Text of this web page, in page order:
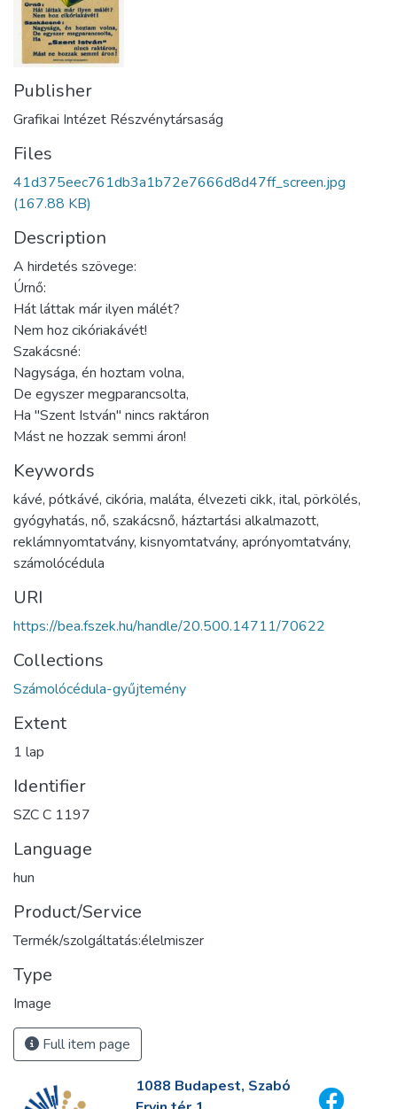
Publisher
Grafikai Intézet Részvénytársaság
Files
41d375eec761db3a1b72e7666d8d47ff_screen.jpg
(167.88 KB)
Description
A hirdetés szövege:
Úrnő:
Hát láttak már ilyen málét?
Nem hoz cikóriakávét!
Szakácsné:
Nagysága, én hoztam volna,
De egyszer megparancsolta,
Ha "Szent István" nincs raktáron
Mást ne hozzak semmi áron!
Keywords
kávé, pótkávé, cikória, maláta, élvezeti cikk, ital, pörkölés,
gyógyhatás, nő, szakácsnő, háztartási alkalmazott,
reklámnyomtatvány, kisnyomtatvány, aprónyomtatvány,
számolócédula
URI
https://bea.fszek.hu/handle/20.500.14711/70622
Collections
Számolócédula-gyűjtemény
Extent
1 lap
Identifier
SZC C 1197
Language
hun
Product/Service
Termék/szolgáltatás:élelmiszer
Type
Image
Full item page
1088 Budapest, Szabó